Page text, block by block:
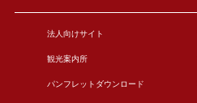
法人向けサイト
観光案内所
パンフレットダウンロード